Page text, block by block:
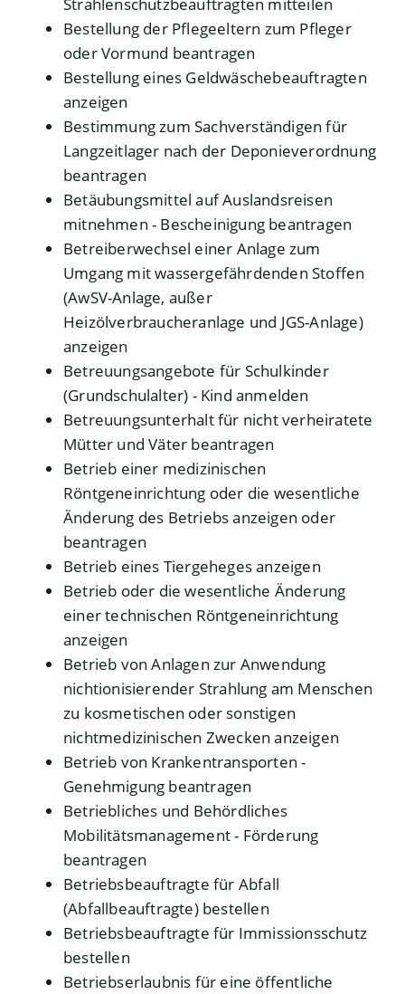
Strahlenschutzbeauftragten mitteilen
Bestellung der Pflegeeltern zum Pfleger
oder Vormund beantragen
Bestellung eines Geldwäschebeauftragten
anzeigen
Bestimmung zum Sachverständigen für
Langzeitlager nach der Deponieverordnung
beantragen
Betäubungsmittel auf Auslandsreisen
mitnehmen - Bescheinigung beantragen
Betreiberwechsel einer Anlage zum
Umgang mit wassergefährdenden Stoffen
(AwSV-Anlage, außer
Heizölverbraucheranlage und JGS-Anlage)
anzeigen
Betreuungsangebote für Schulkinder
(Grundschulalter) - Kind anmelden
Betreuungsunterhalt für nicht verheiratete
Mütter und Väter beantragen
Betrieb einer medizinischen
Röntgeneinrichtung oder die wesentliche
Änderung des Betriebs anzeigen oder
beantragen
Betrieb eines Tiergeheges anzeigen
Betrieb oder die wesentliche Änderung
einer technischen Röntgeneinrichtung
anzeigen
Betrieb von Anlagen zur Anwendung
nichtionisierender Strahlung am Menschen
zu kosmetischen oder sonstigen
nichtmedizinischen Zwecken anzeigen
Betrieb von Krankentransporten -
Genehmigung beantragen
Betriebliches und Behördliches
Mobilitätsmanagement - Förderung
beantragen
Betriebsbeauftragte für Abfall
(Abfallbeauftragte) bestellen
Betriebsbeauftragte für Immissionsschutz
bestellen
Betriebserlaubnis für eine öffentliche